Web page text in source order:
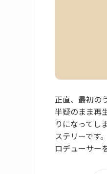
正直、最初の
半疑のまま再
りになってし
ステリーです
ロデューサー